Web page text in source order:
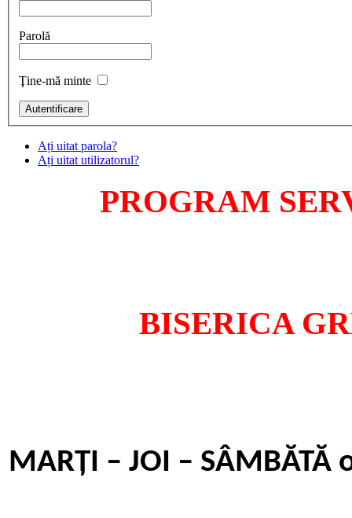
Parolă
Ţine-mă minte
Ați uitat parola?
Ați uitat utilizatorul?
PROGRAM
BISERICA
MARȚI – JOI – SÂMBĂTĂ